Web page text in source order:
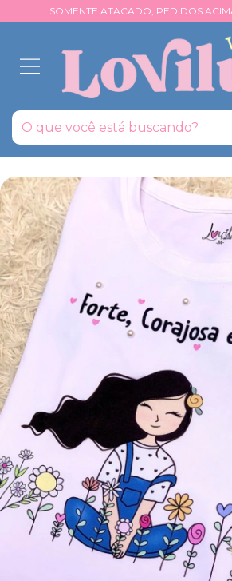
SOMENTE ATACADO, PEDIDOS